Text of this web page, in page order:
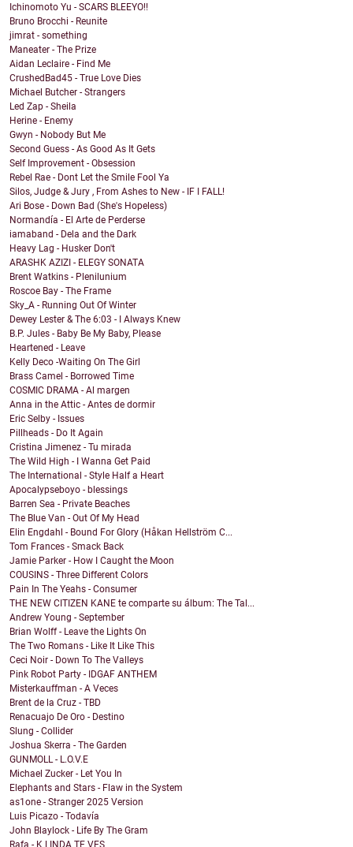
Ichinomoto Yu - SCARS BLEEYO!!
Bruno Brocchi - Reunite
jimrat - something
Maneater - The Prize
Aidan Leclaire - Find Me
CrushedBad45 - True Love Dies
Michael Butcher - Strangers
Led Zap - Sheila
Herine - Enemy
Gwyn - Nobody But Me
Second Guess - As Good As It Gets
Self Improvement - Obsession
Rebel Rae - Dont Let the Smile Fool Ya
Silos, Judge & Jury , From Ashes to New - IF I FALL!
Ari Bose - Down Bad (She's Hopeless)
Normandía - El Arte de Perderse
iamaband - Dela and the Dark
Heavy Lag - Husker Don't
ARASHK AZIZI - ELEGY SONATA
Brent Watkins - Plenilunium
Roscoe Bay - The Frame
Sky_A - Running Out Of Winter
Dewey Lester & The 6:03 - I Always Knew
B.P. Jules - Baby Be My Baby, Please
Heartened - Leave
Kelly Deco -Waiting On The Girl
Brass Camel - Borrowed Time
COSMIC DRAMA - Al margen
Anna in the Attic - Antes de dormir
Eric Selby - Issues
Pillheads - Do It Again
Cristina Jimenez - Tu mirada
The Wild High - I Wanna Get Paid
The International - Style Half a Heart
Apocalypseboyo - blessings
Barren Sea - Private Beaches
The Blue Van - Out Of My Head
Elin Engdahl - Bound For Glory (Håkan Hellström C...
Tom Frances - Smack Back
Jamie Parker - How I Caught the Moon
COUSINS - Three Different Colors
Pain In The Yeahs - Consumer
THE NEW CITIZEN KANE te comparte su álbum: The Tal...
Andrew Young - September
Brian Wolff - Leave the Lights On
The Two Romans - Like It Like This
Ceci Noir - Down To The Valleys
Pink Robot Party - IDGAF ANTHEM
Misterkauffman - A Veces
Brent de la Cruz - TBD
Renacuajo De Oro - Destino
Slung - Collider
Joshua Skerra - The Garden
GUNMOLL - L.O.V.E
Michael Zucker - Let You In
Elephants and Stars - Flaw in the System
as1one - Stranger 2025 Version
Luis Picazo - Todavía
John Blaylock - Life By The Gram
Rafa - K LINDA TE VES